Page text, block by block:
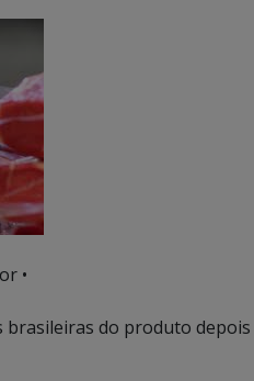
•
brasileiras do produto depois